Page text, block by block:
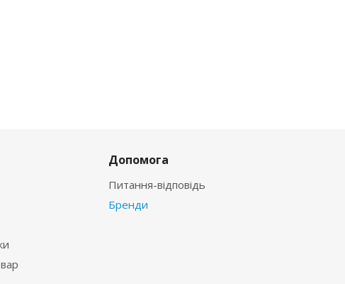
Допомога
Питання-відповідь
Бренди